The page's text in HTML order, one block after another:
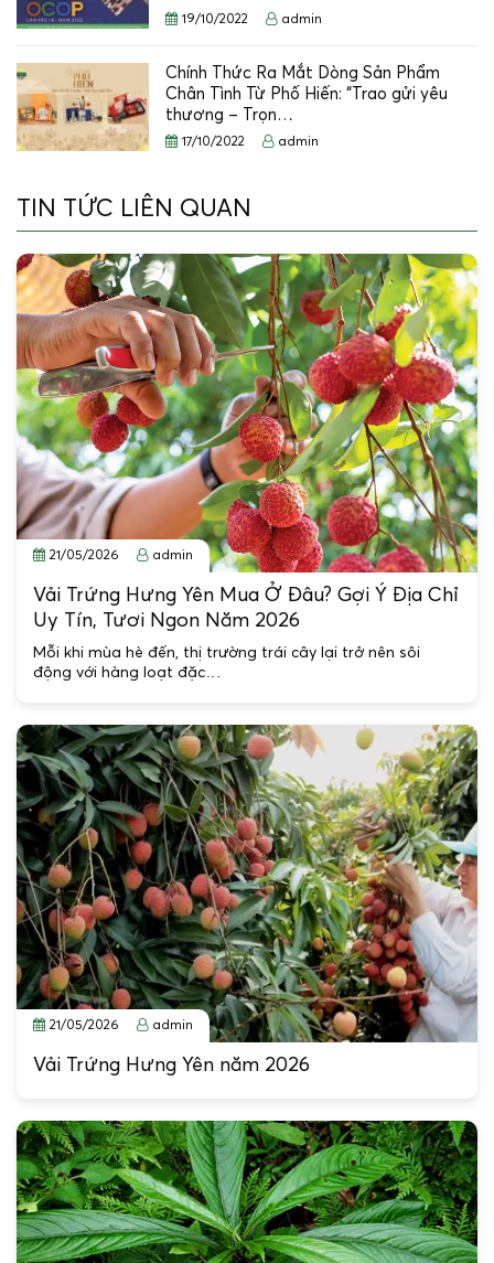
19/10/2022 admin
Chính Thức Ra Mắt Dòng Sản Phẩm
Chân Tình Từ Phố Hiến: “Trao gửi yêu
thương – Trọn…
17/10/2022 admin
TIN TỨC LIÊN QUAN
21/05/2026 admin
Vải Trứng Hưng Yên Mua Ở Đâu? Gợi Ý Địa Chỉ
Uy Tín, Tươi Ngon Năm 2026
Mỗi khi mùa hè đến, thị trường trái cây lại trở nên sôi
động với hàng loạt đặc…
21/05/2026 admin
Vải Trứng Hưng Yên năm 2026